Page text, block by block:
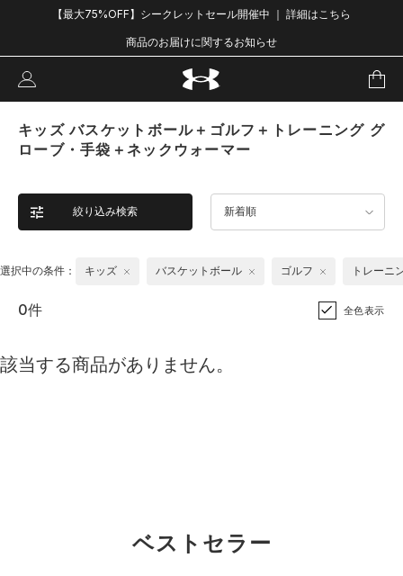
【最大75%OFF】シークレットセール開催中 ｜ 詳細はこちら
商品のお届けに関するお知らせ
キッズ バスケットボール＋ゴルフ＋トレーニング グ
ローブ・手袋＋ネックウォーマー
絞り込み検索 新着順
選択中の条件： キッズ バスケットボール ゴルフ トレーニ
0件 全色表示
該当する商品がありません。
ベストセラー